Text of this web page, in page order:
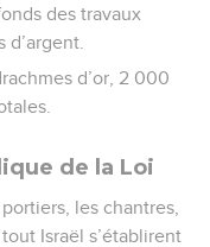
des travaux
d’or, 2 000
de la Loi
les chantres,
Israël s’établirent